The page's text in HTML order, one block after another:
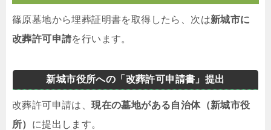
篠原墓地から埋葬証明書を取得したら、次は新城市に
改葬許可申請を行います。
新城市役所への「改葬許可申請書」提出
改葬許可申請は、現在の墓地がある自治体（新城市役
所） に提出します。